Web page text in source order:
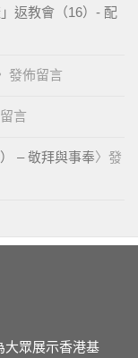
返教會（16）- 配
發佈留言
言
– 敬拜與事奉〉發
大眾展示香港基